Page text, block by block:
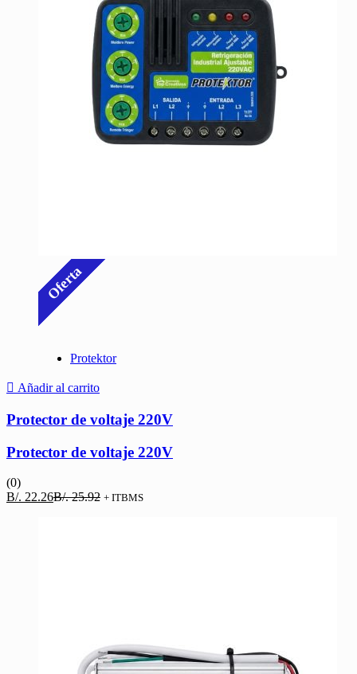
Oferta
Protektor
Añadir al carrito
Protector de voltaje 220V
Protector de voltaje 220V
(0)
B/. 22.26El
B/.25.92 El
+ ITBMS